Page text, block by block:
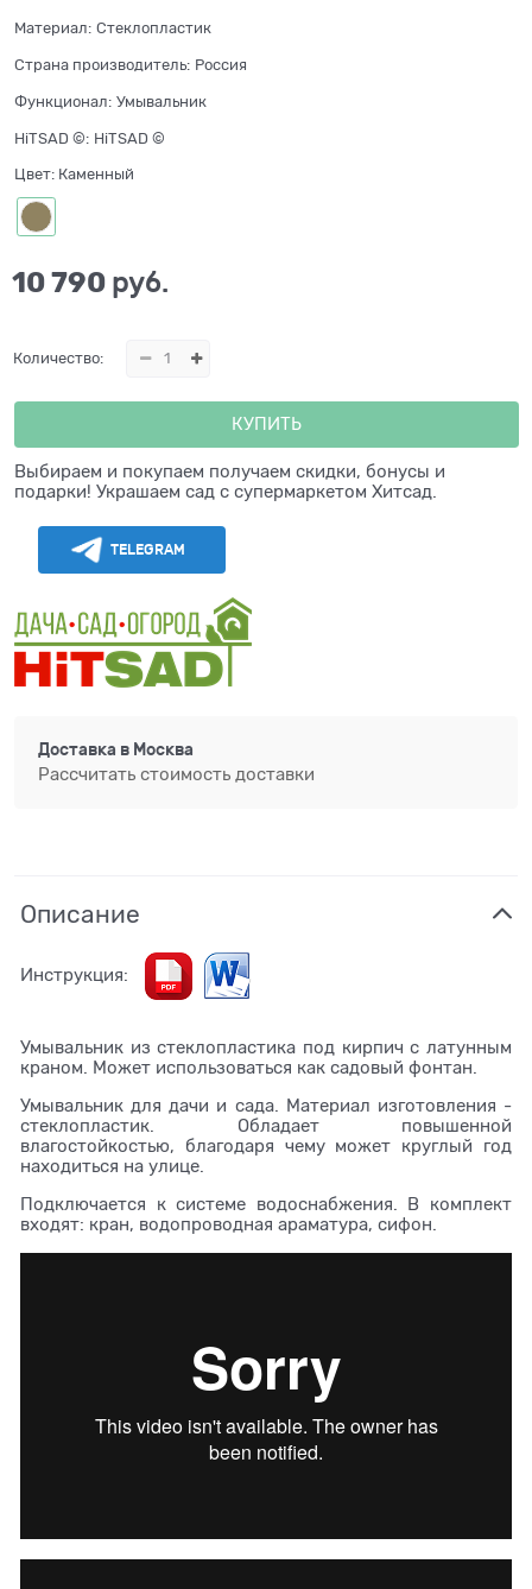
Материал: Стеклопластик
Страна производитель: Россия
Функционал: Умывальник
HiTSAD ©: HiTSAD ©
Цвет: Каменный
10 790 руб.
Количество:
КУПИТЬ
Выбираем и покупаем получаем скидки, бонусы и
подарки! Украшаем сад с супермаркетом Хитсад.
TELEGRAM
Доставка в Москва
Рассчитать стоимость доставки
Описание
Инструкция:
Умывальник из стеклопластика под кирпич с латунным
краном. Может использоваться как садовый фонтан.
Умывальник для дачи и сада. Материал изготовления -
стеклопластик. Обладает повышенной
влагостойкостью, благодаря чему может круглый год
находиться на улице.
Подключается к системе водоснабжения. В комплект
входят: кран, водопроводная араматура, сифон.